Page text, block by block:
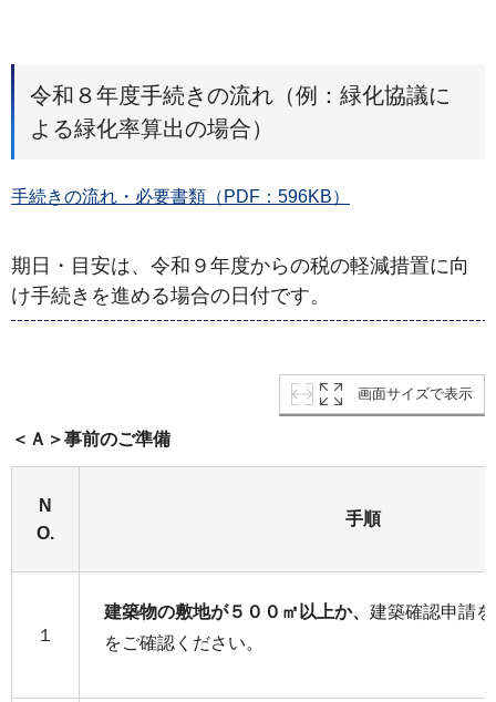
令和８年度手続きの流れ（例：緑化協議に
よる緑化率算出の場合）
手続きの流れ・必要書類（PDF：596KB）
期日・目安は、令和９年度からの税の軽減措置に向
け手続きを進める場合の日付です。
画面サイズで表示
＜Ａ＞事前のご準備
N
O.
手順
１
建築物の敷地が５００㎡以上か、 建築確認申請
をご確認ください。